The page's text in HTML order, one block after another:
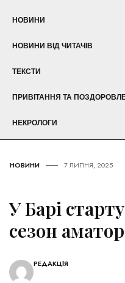
НОВИНИ
НОВИНИ ВІД ЧИТАЧІВ
ТЕКСТИ
ПРИВІТАННЯ ТА
НЕКРОЛОГИ
НОВИНИ 7 ЛИПНЯ, 2025
У Барі
сезон
РЕДАКЦІЯ